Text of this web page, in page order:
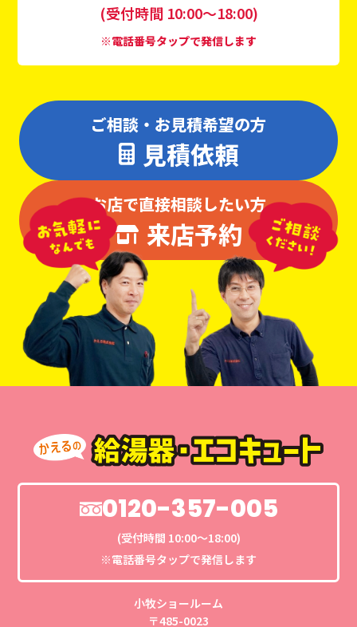
(受付時間 10:00〜18:00)
※電話番号タップで発信します
ご相談・お見積希望の方
見積依頼
お店で直接相談したい方
来店予約
0120-357-005
(受付時間 10:00〜18:00)
※電話番号タップで発信します
小牧ショールーム
〒485-0023